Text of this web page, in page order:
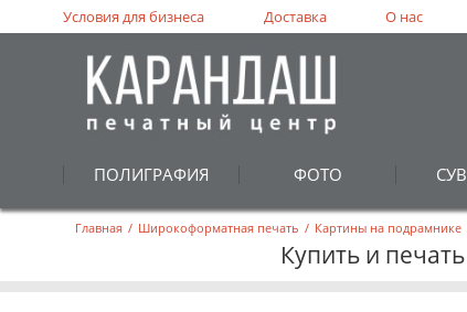
ПОЛИГРАФИЯ ФОТО
Условия для бизнеса Доставка О нас
Главная / Широкоформатная печать / Картины на подрамнике
Купить и